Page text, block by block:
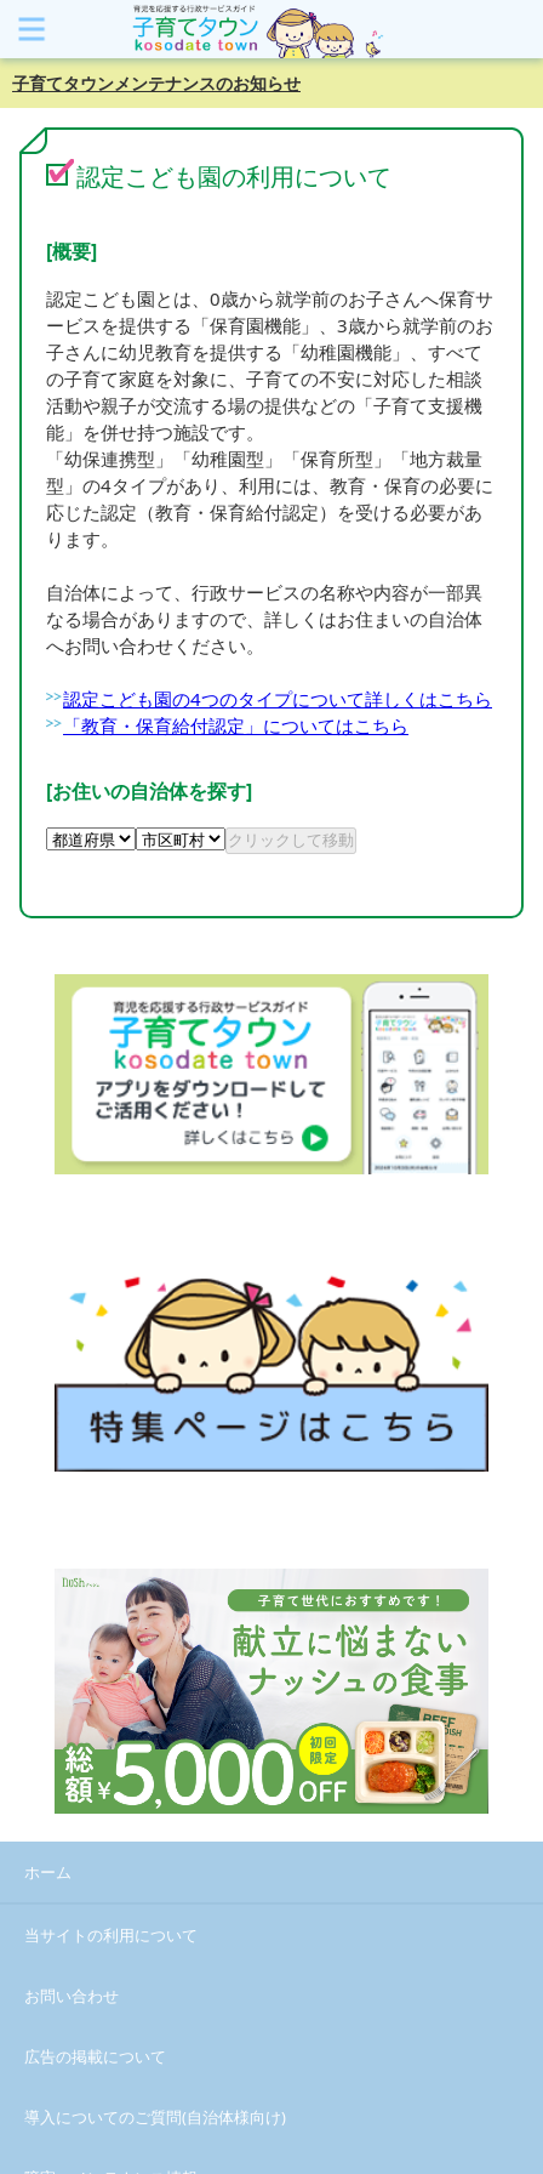
子育てタウンメンテナンスのお知らせ
認定こども園の利用について
[概要]
認定こども園とは、0歳から就学前のお子さんへ保育サ
ービスを提供する「保育園機能」、3歳から就学前のお
子さんに幼児教育を提供する「幼稚園機能」、すべて
の子育て家庭を対象に、子育ての不安に対応した相談
活動や親子が交流する場の提供などの「子育て支援機
能」を併せ持つ施設です。
「幼保連携型」「幼稚園型」「保育所型」「地方裁量
型」の4タイプがあり、利用には、教育・保育の必要に
応じた認定（教育・保育給付認定）を受ける必要があ
ります。
自治体によって、行政サービスの名称や内容が一部異
なる場合がありますので、詳しくはお住まいの自治体
へお問い合わせください。
認定こども園の4つのタイプについて詳しくはこちら
「教育・保育給付認定」についてはこちら
[お住いの自治体を探す]
ホーム
当サイトの利用について
お問い合わせ
広告の掲載について
導入についてのご質問(自治体様向け)